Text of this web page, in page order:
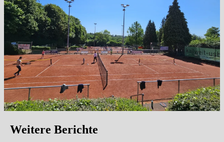
Weitere Berichte